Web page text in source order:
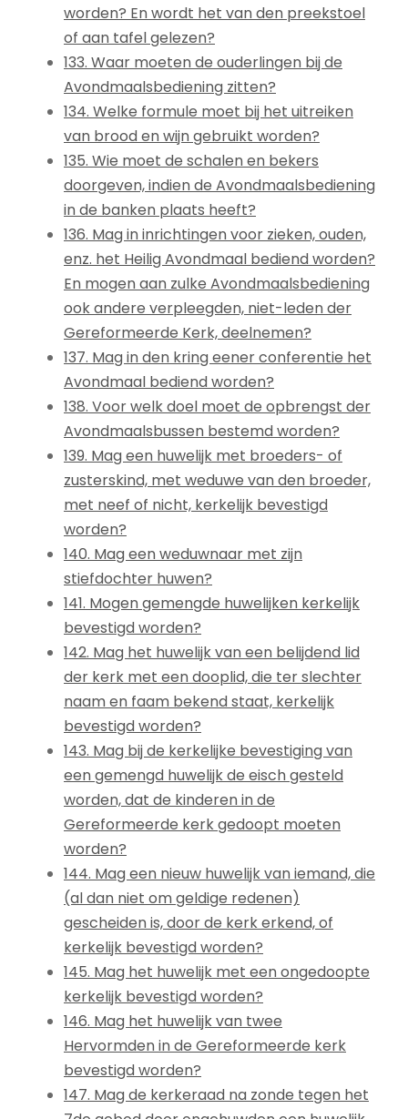
worden? En wordt het van den preekstoel
of aan tafel gelezen?
133. Waar moeten de ouderlingen bij de
Avondmaalsbediening zitten?
134. Welke formule moet bij het uitreiken
van brood en wijn gebruikt worden?
135. Wie moet de schalen en bekers
doorgeven, indien de Avondmaalsbediening
in de banken plaats heeft?
136. Mag in inrichtingen voor zieken, ouden,
enz. het Heilig Avondmaal bediend worden?
En mogen aan zulke Avondmaalsbediening
ook andere verpleegden, niet-leden der
Gereformeerde Kerk, deelnemen?
137. Mag in den kring eener conferentie het
Avondmaal bediend worden?
138. Voor welk doel moet de opbrengst der
Avondmaalsbussen bestemd worden?
139. Mag een huwelijk met broeders- of
zusterskind, met weduwe van den broeder,
met neef of nicht, kerkelijk bevestigd
worden?
140. Mag een weduwnaar met zijn
stiefdochter huwen?
141. Mogen gemengde huwelijken kerkelijk
bevestigd worden?
142. Mag het huwelijk van een belijdend lid
der kerk met een dooplid, die ter slechter
naam en faam bekend staat, kerkelijk
bevestigd worden?
143. Mag bij de kerkelijke bevestiging van
een gemengd huwelijk de eisch gesteld
worden, dat de kinderen in de
Gereformeerde kerk gedoopt moeten
worden?
144. Mag een nieuw huwelijk van iemand, die
(al dan niet om geldige redenen)
gescheiden is, door de kerk erkend, of
kerkelijk bevestigd worden?
145. Mag het huwelijk met een ongedoopte
kerkelijk bevestigd worden?
146. Mag het huwelijk van twee
Hervormden in de Gereformeerde kerk
bevestigd worden?
147. Mag de kerkeraad na zonde tegen het